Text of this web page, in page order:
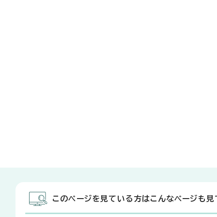
このページを見ている方はこんなページも見